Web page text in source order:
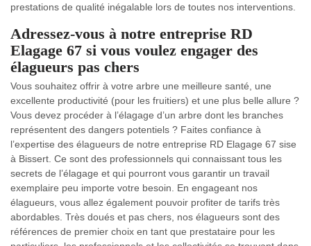
prestations de qualité inégalable lors de toutes nos interventions.
Adressez-vous à notre entreprise RD
Elagage 67 si vous voulez engager des
élagueurs pas chers
Vous souhaitez offrir à votre arbre une meilleure santé, une
excellente productivité (pour les fruitiers) et une plus belle allure ?
Vous devez procéder à l’élagage d’un arbre dont les branches
représentent des dangers potentiels ? Faites confiance à
l’expertise des élagueurs de notre entreprise RD Elagage 67 sise
à Bissert. Ce sont des professionnels qui connaissant tous les
secrets de l’élagage et qui pourront vous garantir un travail
exemplaire peu importe votre besoin. En engageant nos
élagueurs, vous allez également pouvoir profiter de tarifs très
abordables. Très doués et pas chers, nos élagueurs sont des
références de premier choix en tant que prestataire pour les